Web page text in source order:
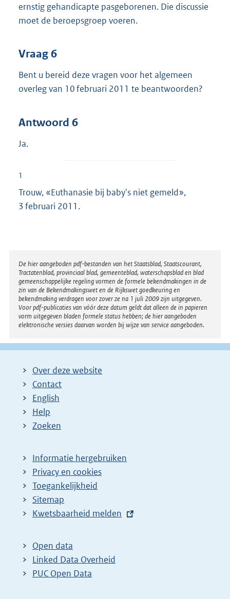
ernstig gehandicapte pasgeborenen. Die discussie
moet de beroepsgroep voeren.
Vraag 6
Bent u bereid deze vragen voor het algemeen
overleg van 10 februari 2011 te beantwoorden?
Antwoord 6
Ja.
1
Trouw, «Euthanasie bij baby's niet gemeld»,
3 februari 2011.
Disclaimer
De hier aangeboden pdf-bestanden van het Staatsblad, Staatscourant,
Tractatenblad, provinciaal blad, gemeenteblad, waterschapsblad en blad
gemeenschappelijke regeling vormen de formele bekendmakingen in de
zin van de Bekendmakingswet en de Rijkswet goedkeuring en
bekendmaking verdragen voor zover ze na 1 juli 2009 zijn uitgegeven.
Voor pdf-publicaties van vóór deze datum geldt dat alleen de in papieren
vorm uitgegeven bladen formele status hebben; de hier aangeboden
elektronische versies daarvan worden bij wijze van service aangeboden.
Over deze website
Contact
English
Help
Zoeken
Informatie hergebruiken
Privacy en cookies
Toegankelijkheid
Sitemap
E
t
e
r
Kwetsbaarheid melden
Open data
Linked Data Overheid
PUC Open Data